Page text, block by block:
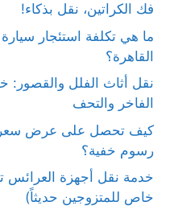
فك الكراتين، نقل بذكاء!
ما هي تكلفة استئجار
القاهرة؟
نقل أثاث الفلل والقصور:
الفاخر والتحف
كيف تحصل على عرض سعر
رسوم خفية؟
خدمة نقل أجهزة
خاص للمتزوجين حديثاً)